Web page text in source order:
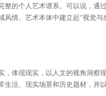
整的个人艺术谱系。可以说，通
风情、艺术本体中建立起“视觉
，体现现实，以人文的视角洞察
生活、现实场景和历史题材，并